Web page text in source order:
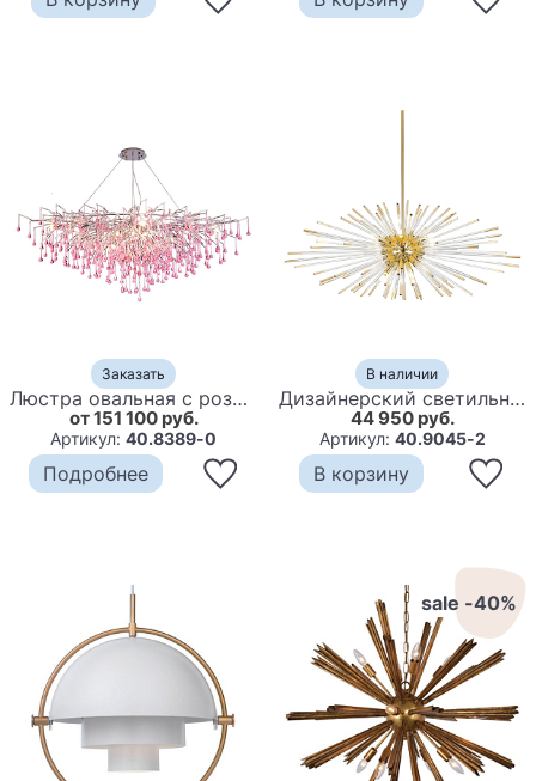
Заказать
Люстра овальная с розовыми стеклянными подвесками в форме капель FAIRYTREE Light
от 151 100 руб.
Артикул:40.8389-0
Подробнее
В наличии
Дизайнерский светильник с лучами Morning Sun Chandelier Gold
44 950 руб.
Артикул: 40.9045-2
В корзину
sale -40%